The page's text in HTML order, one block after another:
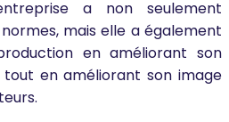
a non seulement
mais elle a également
en améliorant son
en améliorant son image